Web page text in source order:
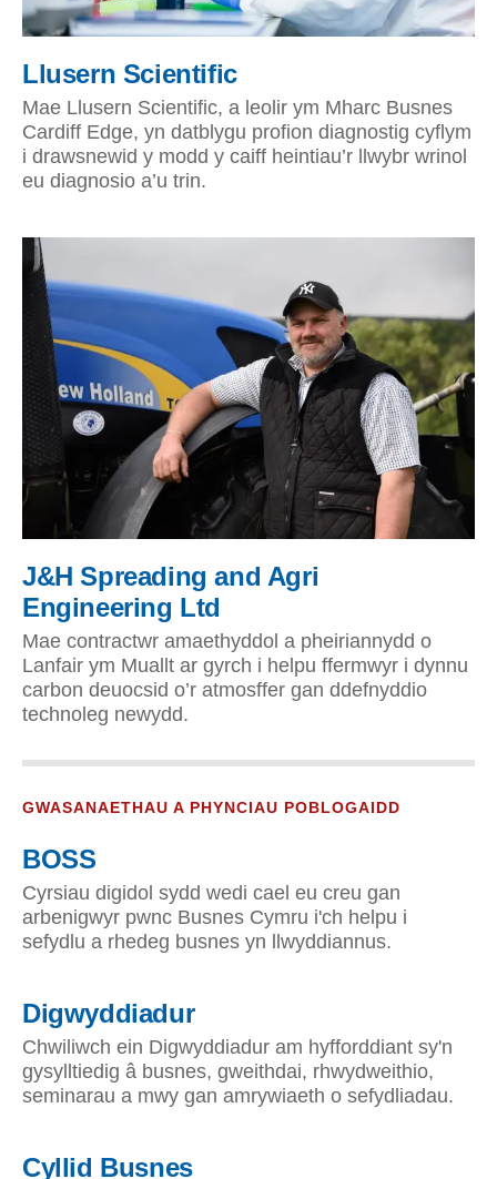
Llusern Scientific
Mae Llusern Scientific, a leolir ym Mharc Busnes
Cardiff Edge, yn datblygu profion diagnostig cyflym
i drawsnewid y modd y caiff heintiau’r llwybr wrinol
eu diagnosio a’u trin.
J&H Spreading and Agri
Engineering Ltd
Mae contractwr amaethyddol a pheiriannydd o
Lanfair ym Muallt ar gyrch i helpu ffermwyr i dynnu
carbon deuocsid o’r atmosffer gan ddefnyddio
technoleg newydd.
GWASANAETHAU A PHYNCIAU POBLOGAIDD
BOSS
Cyrsiau digidol sydd wedi cael eu creu gan
arbenigwyr pwnc Busnes Cymru i'ch helpu i
sefydlu a rhedeg busnes yn llwyddiannus.
Digwyddiadur
Chwiliwch ein Digwyddiadur am hyfforddiant sy'n
gysylltiedig â busnes, gweithdai, rhwydweithio,
seminarau a mwy gan amrywiaeth o sefydliadau.
Cyllid Busnes